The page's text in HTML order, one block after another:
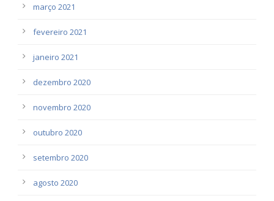
março 2021
fevereiro 2021
janeiro 2021
dezembro 2020
novembro 2020
outubro 2020
setembro 2020
agosto 2020